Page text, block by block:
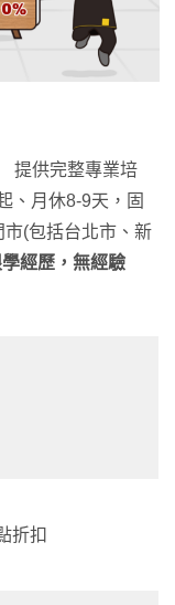
提供完整專業培
、月休8-9天，固
(包括台北市、新
經歷，無經驗
折扣